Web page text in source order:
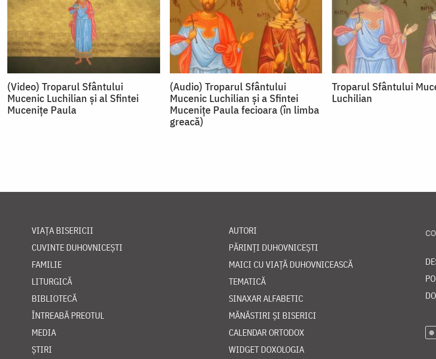
(Video) Troparul Sfântului
Mucenic Luchilian și al Sfintei
Mucenițe Paula
(Audio) Troparul Sfântului
Mucenic Luchilian și a Sfintei
Mucenițe Paula fecioara (în limba
greacă)
Troparul Sfântului
Luchilian
VIAȚA BISERICII
CUVINTE DUHOVNICEȘTI
FAMILIE
LITURGICĂ
BIBLIOTECĂ
ÎNTREABĂ PREOTUL
MEDIA
ȘTIRI
AUTORI
PĂRINȚI DUHOVNICEȘTI
MAICI CU VIAȚĂ DUHOVNICEASCĂ
TEMATICĂ
SINAXAR ALFABETIC
MĂNĂSTIRI ȘI BISERICI
CALENDAR ORTODOX
WIDGET DOXOLOGIA